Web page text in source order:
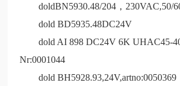
doldBN5930.48/204，230VAC,50/
dold BD5935.48DC24V
dold AI 898 DC24V 6K UHAC45-
Nr:0001044
dold BH5928.93,24V,artno:0050369